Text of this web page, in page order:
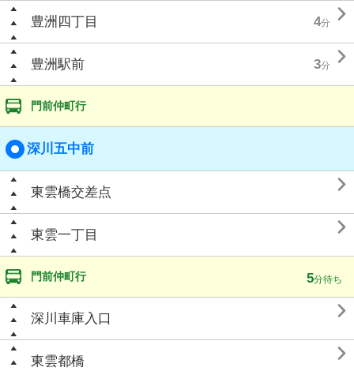
豊洲四丁目 4分 
豊洲駅前 3分 
門前仲町行
深川五中前
東雲橋交差点 
東雲一丁目 
門前仲町行 5分待ち
深川車庫入口 
東雲都橋 